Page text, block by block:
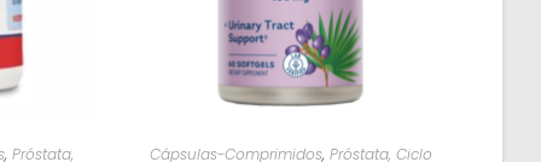
, Próstata, AÑADIR AL CARRITO
Cápsulas-Comprimidos, Próstata, Ciclo